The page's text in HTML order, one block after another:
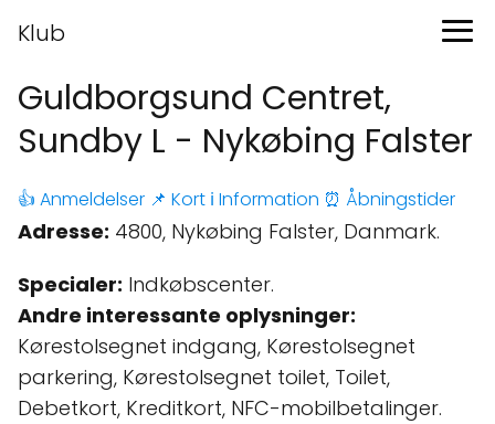
Klub
Guldborgsund Centret,
Sundby L - Nykøbing Falster
👍 Anmeldelser 📌 Kort ℹ️ Information ⏰ Åbningstider
Adresse: 4800, Nykøbing Falster, Danmark.
Specialer: Indkøbscenter.
Andre interessante oplysninger:
Kørestolsegnet indgang, Kørestolsegnet
parkering, Kørestolsegnet toilet, Toilet,
Debetkort, Kreditkort, NFC-mobilbetalinger.